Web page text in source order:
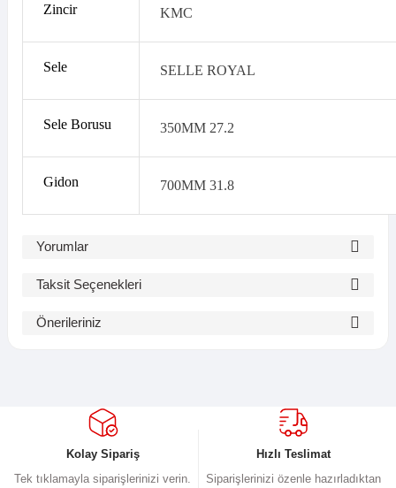
Zincir KMC
Sele SELLE ROYAL
Sele Borusu 350MM 27.2
Gidon 700MM 31.8
Yorumlar
Taksit Seçenekleri
Önerileriniz
Görüş ve önerileriniz için teşekkür ederiz.
Ürün resmi kalitesiz, bozuk veya görüntülenemiyor.
Ürün açıklamasında eksik bilgiler bulunuyor.
Kolay Sipariş
Tek tıklamayla siparişlerinizi verin.
Hızlı Teslimat
Siparişlerinizi özenle hazırladıktan